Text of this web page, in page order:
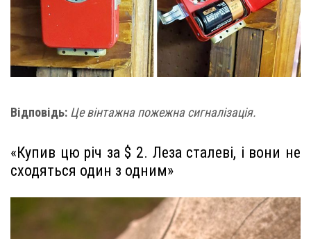
Відповідь: Це вінтажна пожежна сигналізація.
«Купив цю річ за $ 2. Леза сталеві, і вони не
сходяться один з одним»